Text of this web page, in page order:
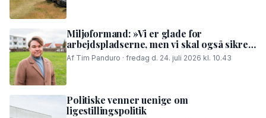
Miljøformand: »Vi er glade for
arbejdspladserne, men vi skal også sikre,
at folk i området kan få en god nattesøvn«
Af Tim Panduro · fredag d. 24. juli 2026 kl. 10.43
Politiske venner uenige om
ligestillingspolitik